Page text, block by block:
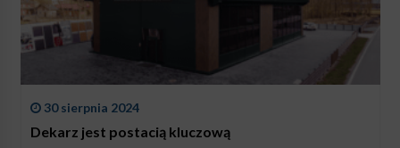
30 sierpnia 2024
Dekarz jest postacią kluczową